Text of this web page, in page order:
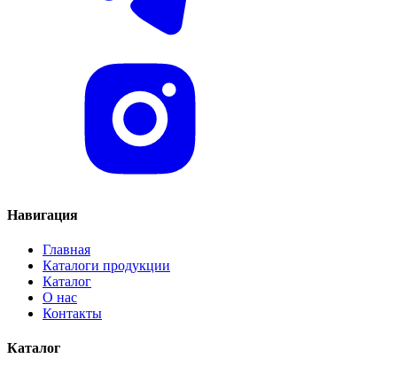
Навигация
Главная
Каталоги продукции
Каталог
О нас
Контакты
Каталог